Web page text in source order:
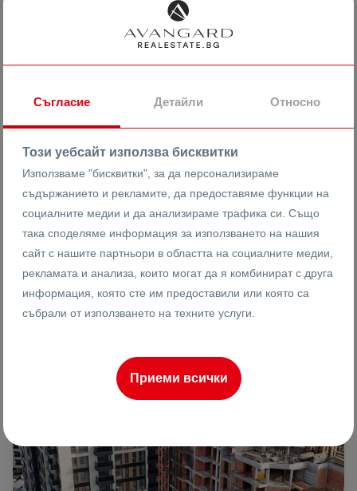
Тристаен с Двор/ Гребна база
16158
Реф #
0 от 3
Етаж
204 m
Площ
Иван Анадъмски
Брокер
Съгласие Детайли Относно
Този уебсайт използва бисквитки
Използваме "бисквитки", за да персонализираме
съдържанието и рекламите, да предоставяме функции на
социалните медии и да анализираме трафика си. Също
така споделяме информация за използването на нашия
сайт с нашите партньори в областта на социалните медии,
рекламата и анализа, които могат да я комбинират с друга
информация, която сте им предоставили или която са
събрали от използването на техните услуги.
Приеми всички